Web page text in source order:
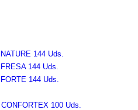
144 Uds.
144 Uds.
144 Uds.
CONFORTEX 100 Uds.